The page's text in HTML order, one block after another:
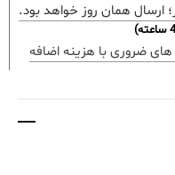
ضروری با هزینه اضافه